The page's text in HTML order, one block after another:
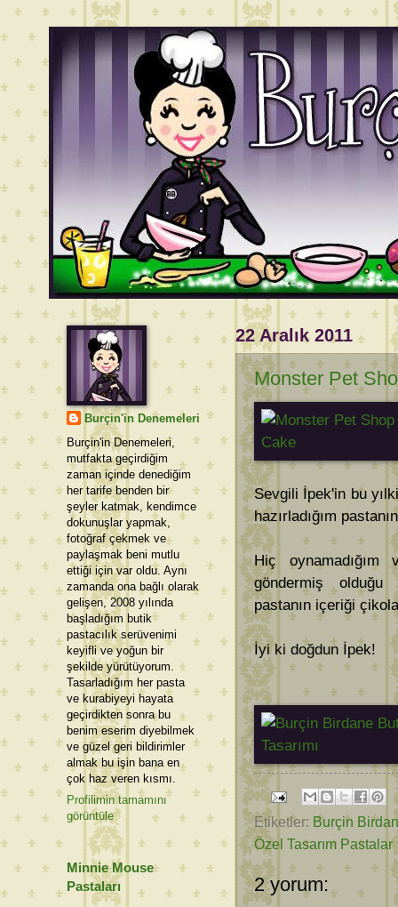
22 Aralık 2011
Monster Pet
Sevgili İpek'in bu
hazırladığım
Hiç
göndermiş olduğu
pastanın içeriği
İyi ki doğdun İpek!
Etiketler: Burçin
Özel Tasarım Pastalar
2 yorum:
Burçin'in Denemeleri
Burçin'in Denemeleri,
mutfakta geçirdiğim
zaman içinde denediğim
her tarife benden bir
şeyler katmak, kendimce
dokunuşlar yapmak,
fotoğraf çekmek ve
paylaşmak beni mutlu
ettiği için var oldu. Aynı
zamanda ona bağlı olarak
gelişen, 2008 yılında
başladığım butik
pastacılık serüvenimi
keyifli ve yoğun bir
şekilde yürütüyorum.
Tasarladığım her pasta
ve kurabiyeyi hayata
geçirdikten sonra bu
benim eserim diyebilmek
ve güzel geri bildirimler
almak bu işin bana en
çok haz veren kısmı.
Profilimin tamamını
görüntüle
Minnie Mouse
Pastaları